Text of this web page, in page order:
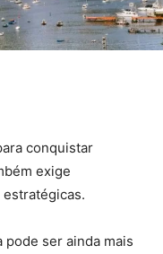
conquistar
exige
pode ser ainda mais